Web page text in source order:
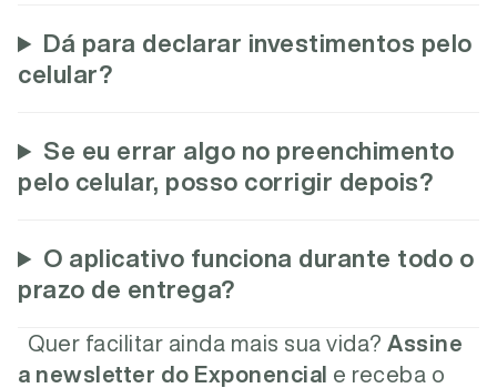
Dá para declarar investimentos pelo
celular?
Se eu errar algo no preenchimento
pelo celular, posso corrigir depois?
O aplicativo funciona durante todo o
prazo de entrega?
Quer facilitar ainda mais sua vida? Assine
a newsletter do Exponencial e receba o